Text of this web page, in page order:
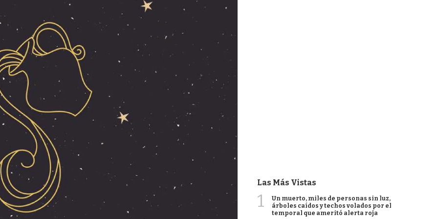
Las Más Vistas
1
Un muerto, miles de personas sin luz,
árboles caídos y techos volados por el
temporal que ameritó alerta roja